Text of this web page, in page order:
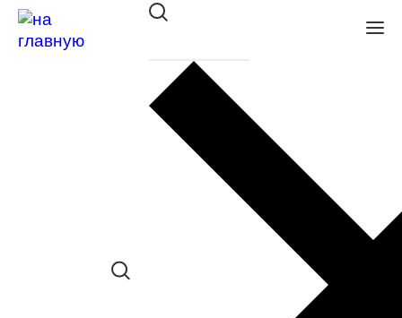
Оправа Glory мет. 463 BROWN
в наличии (Больше 5 шт.) *наличие
товара в конкретном салоне
необходимо уточнять отдельно
Сравнить товар